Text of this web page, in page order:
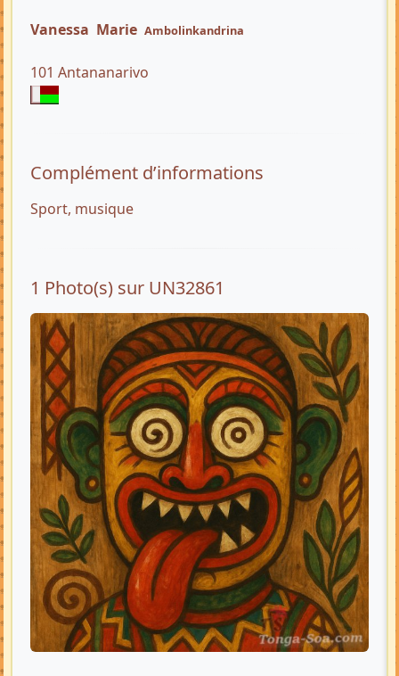
Vanessa Marie Ambolinkandrina
101 Antananarivo
Complément d’informations
Sport, musique
1 Photo(s) sur UN32861